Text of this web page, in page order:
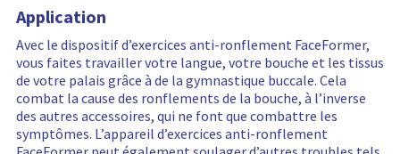
…
r
e
s
e
t
Application
Avec le dispositif d’exercices anti-ronflement FaceFormer,
vous faites travailler votre langue, votre bouche et les tissus
de votre palais grâce à de la gymnastique buccale. Cela
combat la cause des ronflements de la bouche, à l’inverse
des autres accessoires, qui ne font que combattre les
symptômes. L’appareil d’exercices anti-ronflement